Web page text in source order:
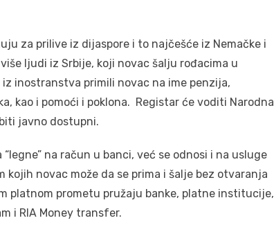
za prilive iz dijaspore i to najčešće iz Nemačke i
ljudi iz Srbije, koji novac šalju rođacima u
inostranstva primili novac na ime penzija,
kao i pomoći i poklona. Registar će voditi Narodna
javno dostupni.
na račun u banci, već se odnosi i na usluge
novac može da se prima i šalje bez otvaranja
platnom prometu pružaju banke, platne institucije,
i RIA Money transfer.